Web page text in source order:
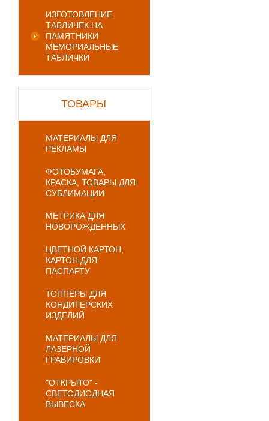
ИЗГОТОВЛЕНИЕ
ТАБЛИЧЕК НА
ПАМЯТНИКИ
МЕМОРИАЛЬНЫЕ
ТАБЛИЧКИ
ТОВАРЫ
МАТЕРИАЛЫ ДЛЯ
РЕКЛАМЫ
ФОТОБУМАГА,
КРАСКА, ТОВАРЫ ДЛЯ
СУБЛИМАЦИИ
МЕТРИКА ДЛЯ
НОВОРОЖДЕННЫХ
ЦВЕТНОЙ КАРТОН,
КАРТОН ДЛЯ
ПАСПАРТУ
ТОППЕРЫ ДЛЯ
КОНДИТЕРСКИХ
ИЗДЕЛИЙ
МАТЕРИАЛЫ ДЛЯ
ЛАЗЕРНОЙ
ГРАВИРОВКИ
"ОТКРЫТО" -
СВЕТОДИОДНАЯ
ВЫВЕСКА